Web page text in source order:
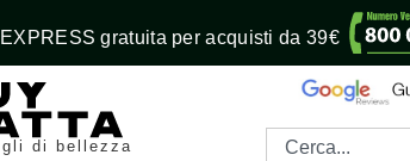
gratuita per acquisti da 39€
di bellezza